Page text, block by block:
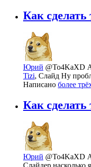
Как
Юрий @To4KaXD
Tizi, Слайд Ну
Написано более
Как
Юрий @To4KaXD
Слайдер насколько